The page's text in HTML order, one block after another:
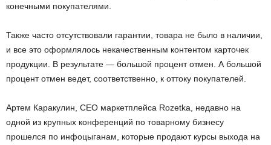
конечными покупателями.
Также часто отсутствовали гарантии, товара не было в наличии,
и все это оформлялось некачественным контентом карточек
продукции. В результате — большой процент отмен. А большой
процент отмен ведет, соответственно, к оттоку покупателей.
Артем Каракулин, СЕО маркетплейса Rozetka, недавно на
одной из крупных конференций по товарному бизнесу
прошелся по инфоцыганам, которые продают курсы выхода на